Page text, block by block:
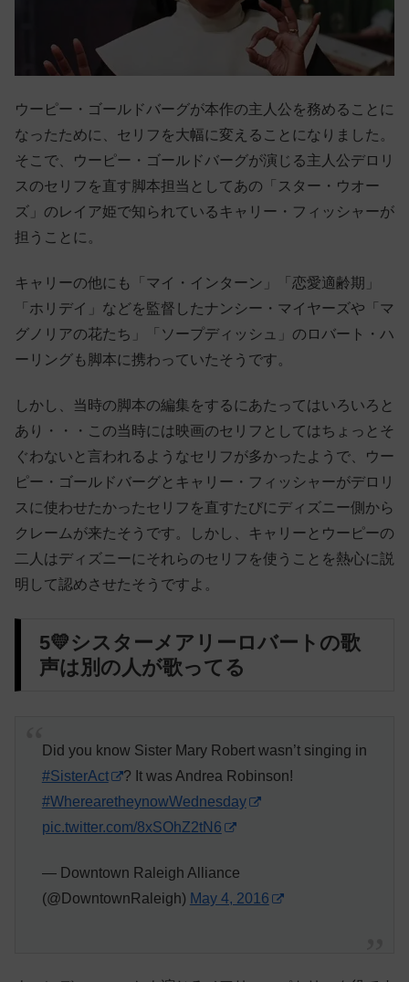
ウーピー・ゴールドバーグが本作の主人公を務めることに
なったために、セリフを大幅に変えることになりました。
そこで、ウーピー・ゴールドバーグが演じる主人公デロリ
スのセリフを直す脚本担当としてあの「スター・ウオー
ズ」のレイア姫で知られているキャリー・フィッシャーが
担うことに。
キャリーの他にも「マイ・インターン」「恋愛適齢期」
「ホリデイ」などを監督したナンシー・マイヤーズや「マ
グノリアの花たち」「ソープディッシュ」のロバート・ハ
ーリングも脚本に携わっていたそうです。
しかし、当時の脚本の編集をするにあたってはいろいろと
あり・・・この当時には映画のセリフとしてはちょっとそ
ぐわないと言われるようなセリフが多かったようで、ウー
ピー・ゴールドバーグとキャリー・フィッシャーがデロリ
スに使わせたかったセリフを直すたびにディズニー側から
クレームが来たそうです。しかし、キャリーとウーピーの
二人はディズニーにそれらのセリフを使うことを熱心に説
明して認めさせたそうですよ。
5💛シスターメアリーロバートの歌
声は別の人が歌ってる
Did you know Sister Mary Robert wasn’t singing in
#SisterAct
? It was Andrea Robinson!
#WherearetheynowWednesday
pic.twitter.com/8xSOhZ2tN6
— Downtown Raleigh Alliance
(@DowntownRaleigh) May 4, 2016